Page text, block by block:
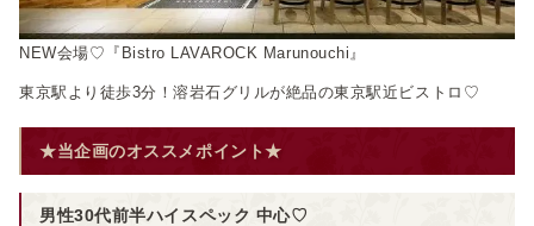
NEW会場♡『Bistro LAVAROCK Marunouchi』
東京駅より徒歩3分！溶岩石グリルが絶品の東京駅近ビストロ♡
★当企画のオススメポイント★
男性30代前半ハイスペック 中心♡